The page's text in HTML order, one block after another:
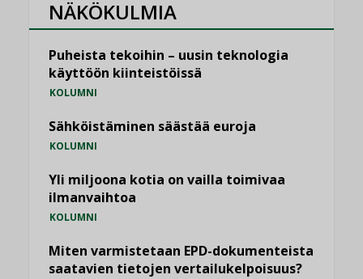
NÄKÖKULMIA
Puheista tekoihin – uusin teknologia
käyttöön kiinteistöissä
KOLUMNI
Sähköistäminen säästää euroja
KOLUMNI
Yli miljoona kotia on vailla toimivaa
ilmanvaihtoa
KOLUMNI
Miten varmistetaan EPD-dokumenteista
saatavien tietojen vertailukelpoisuus?